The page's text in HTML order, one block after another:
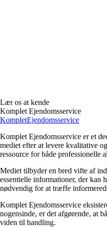
Lær os at kende
Komplet Ejendomsservice
KompletEjendomsservice
Komplet Ejendomsservice er et
mediet efter at levere kvalitative
ressource for både professionelle
Mediet tilbyder en bred vifte af
essentielle informationer, der kan
nødvendig for at træffe
Komplet Ejendomsservice
nogensinde, er det afgørende, at
viden til handling.